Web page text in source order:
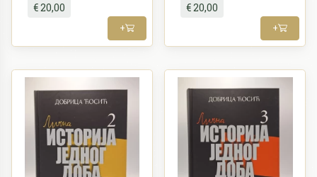
€ 20,00
+
€ 20,00
+